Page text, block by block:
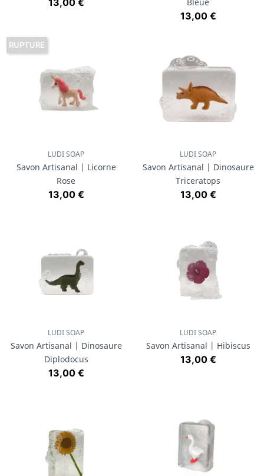
13,00 €
Prix
13,00 €
LUDI SOAP
Savon Artisanal | Licorne
Rose
Prix
13,00 €
RUPTURE
LUDI SOAP
Savon Artisanal | Dinosaure
Triceratops
Prix
13,00 €
LUDI SOAP
Savon Artisanal | Dinosaure
Diplodocus
Prix
13,00 €
LUDI SOAP
Savon Artisanal | Hibiscus
Prix
13,00 €